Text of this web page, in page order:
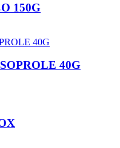
150G
40G